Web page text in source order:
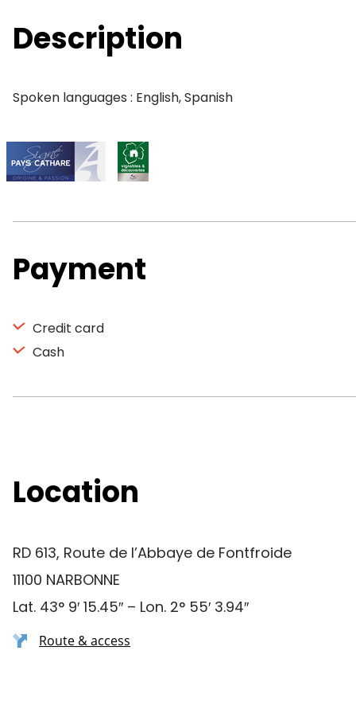
Description
Spoken languages : English, Spanish
Payment
Credit card
Cash
Location
RD 613, Route de l’Abbaye de Fontfroide
11100 NARBONNE
Lat. 43° 9′ 15.45″ – Lon. 2° 55′ 3.94″
Route & access